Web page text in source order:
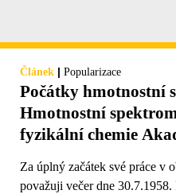
Článek | Popularizace
Počátky hmotnostní
Hmotnostní
fyzikální chemie
Za úplný začátek své práce v
považuji večer dne